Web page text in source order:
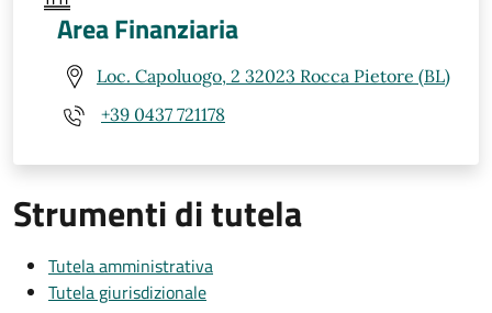
Area Finanziaria
Loc. Capoluogo, 2 32023 Rocca Pietore (BL)
+39 0437 721178
Strumenti di tutela
Tutela amministrativa
Tutela giurisdizionale